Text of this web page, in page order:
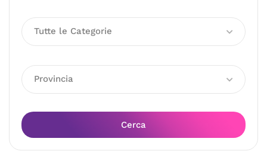
Tutte le Categorie
Provincia
Cerca